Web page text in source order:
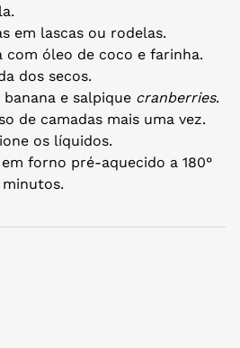
em lascas ou rodelas.
com óleo de coco e farinha.
dos secos.
banana e salpique cranberries.
de camadas mais uma vez.
os líquidos.
forno pré-aquecido a 180°